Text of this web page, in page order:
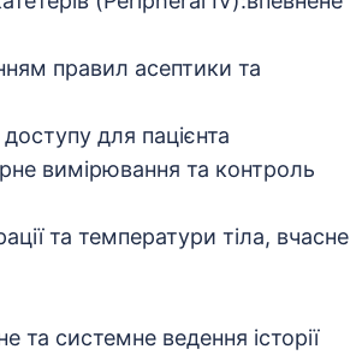
правил асептики та
для пацієнта
вимірювання та контроль
та температури тіла, вчасне
та системне ведення історії